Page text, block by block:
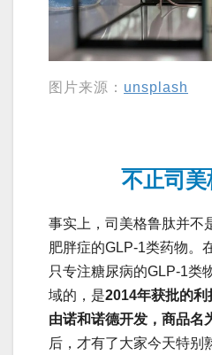
图片来源： unsplash
不止司美
事实上，司美格鲁肽并不
肥胖症的GLP-1类药物。
只专注糖尿病的GLP-1类
域的，是2014年获批的
由诺和诺德开发，商品名
后，才有了大家今天特别